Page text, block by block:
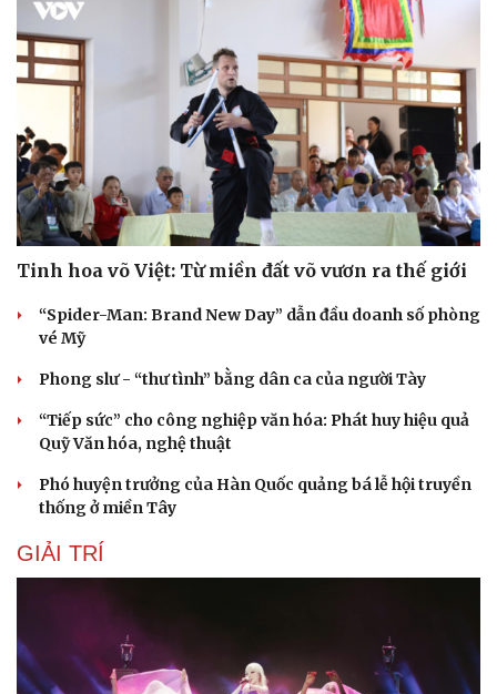
Sức khỏe
Dinh dưỡng - món ngon
Cây thuốc
Sản phụ khoa
Nam khoa
Làm đẹp - giảm cân
Ăn sạch sống khỏe
Đời sống
Nhà đẹp
Blog
Tình yêu - Gia đình
Tinh hoa võ Việt: Từ miền đất võ vươn ra thế giới
“Spider-Man: Brand New Day” dẫn đầu doanh số phòng
vé Mỹ
Phong slư - “thư tình” bằng dân ca của người Tày
“Tiếp sức” cho công nghiệp văn hóa: Phát huy hiệu quả
Quỹ Văn hóa, nghệ thuật
Phó huyện trưởng của Hàn Quốc quảng bá lễ hội truyền
thống ở miền Tây
GIẢI TRÍ